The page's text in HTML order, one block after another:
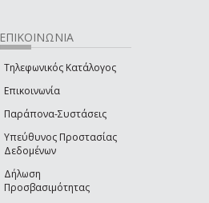
ΕΠΙΚΟΙΝΩΝΙΑ
Τηλεφωνικός Κατάλογος
Επικοινωνία
Παράπονα-Συστάσεις
Υπεύθυνος Προστασίας
Δεδομένων
Δήλωση
Προσβασιμότητας